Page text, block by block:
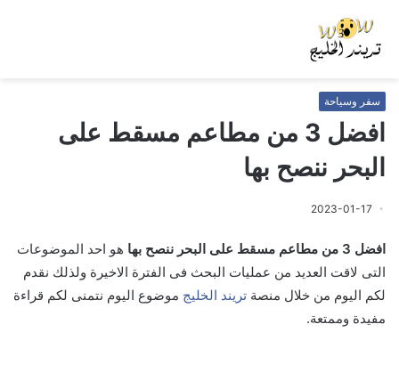
سفر وسياحة
افضل 3 من مطاعم مسقط على
البحر ننصح بها
2023-01-17
افضل 3 من مطاعم مسقط على البحر ننصح بها
هو احد الموضوعات
التى لاقت العديد من عمليات البحث فى الفترة الاخيرة ولذلك نقدم
لكم اليوم من خلال منصة تريند الخليج موضوع اليوم نتمنى لكم قراءة
مفيدة وممتعة.